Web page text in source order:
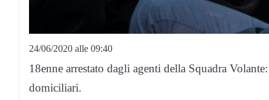
24/06/2020 alle 09:40
18enne arrestato dagli agenti della Squadra
domiciliari.